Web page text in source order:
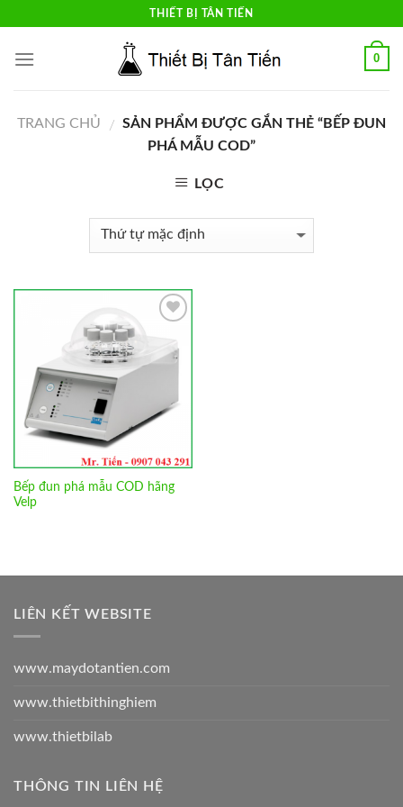
content
THIẾT BỊ TÂN TIẾN
0
TRANG CHỦ / SẢN PHẨM ĐƯỢC GẮN THẺ “BẾP ĐUN
PHÁ MẪU COD”
LỌC
Wishlist
Bếp đun phá mẫu COD hãng
Velp
LIÊN KẾT WEBSITE
www.maydotantien.com
www.thietbithinghiem
www.thietbilab
THÔNG TIN LIÊN HỆ